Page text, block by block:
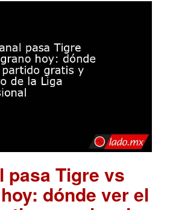
pasa Tigre vs
dónde ver el